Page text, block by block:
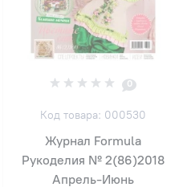
0
Код товара: 000530
Журнал Formula
Рукоделия № 2(86)2018
Апрель-Июнь